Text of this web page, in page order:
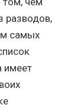
разводов,
самых
имеет